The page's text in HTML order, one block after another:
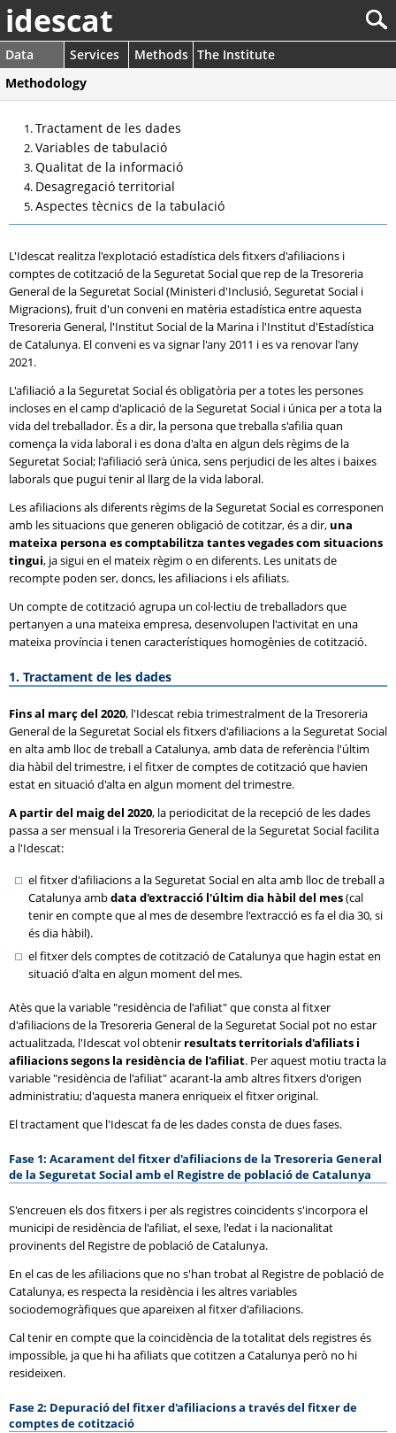
idescat
Data Services Methods The Institute
Methodology
Tractament de les dades
Variables de tabulació
Qualitat de la informació
Desagregació territorial
Aspectes tècnics de la tabulació
L'Idescat realitza l'explotació estadística dels fitxers d'afiliacions i
comptes de cotització de la Seguretat Social que rep de la Tresoreria
General de la Seguretat Social (Ministeri d'Inclusió, Seguretat Social i
Migracions), fruit d'un conveni en matèria estadística entre aquesta
Tresoreria General, l'Institut Social de la Marina i l'Institut d'Estadística
de Catalunya. El conveni es va signar l'any 2011 i es va renovar l'any
2021.
L'afiliació a la Seguretat Social és obligatòria per a totes les persones
incloses en el camp d'aplicació de la Seguretat Social i única per a tota la
vida del treballador. És a dir, la persona que treballa s'afilia quan
comença la vida laboral i es dona d'alta en algun dels règims de la
Seguretat Social; l'afiliació serà única, sens perjudici de les altes i baixes
laborals que pugui tenir al llarg de la vida laboral.
Les afiliacions als diferents règims de la Seguretat Social es corresponen
amb les situacions que generen obligació de cotitzar, és a dir, una
mateixa persona es comptabilitza tantes vegades com situacions
tingui, ja sigui en el mateix règim o en diferents. Les unitats de
recompte poden ser, doncs, les afiliacions i els afiliats.
Un compte de cotització agrupa un col·lectiu de treballadors que
pertanyen a una mateixa empresa, desenvolupen l'activitat en una
mateixa província i tenen característiques homogènies de cotització.
1. Tractament de les dades
Fins al març del 2020, l'Idescat rebia trimestralment de la Tresoreria
General de la Seguretat Social els fitxers d'afiliacions a la Seguretat Social
en alta amb lloc de treball a Catalunya, amb data de referència l'últim
dia hàbil del trimestre, i el fitxer de comptes de cotització que havien
estat en situació d'alta en algun moment del trimestre.
A partir del maig del 2020, la periodicitat de la recepció de les dades
passa a ser mensual i la Tresoreria General de la Seguretat Social facilita
a l'Idescat:
el fitxer d'afiliacions a la Seguretat Social en alta amb lloc de treball a
Catalunya ambdata d'extracció l'últim dia hàbil del mes(cal
tenir en compte que al mes de desembre l'extracció es fa el dia 30, si
és dia hàbil).
el fitxer dels comptes de cotització de Catalunya que hagin estat en
situació d'alta en algun moment del mes.
Atès que la variable "residència de l'afiliat" que consta al fitxer
d'afiliacions de la Tresoreria General de la Seguretat Social pot no estar
actualitzada, l'Idescat vol obtenir resultats territorials d'afiliats i
afiliacions segons la residència de l'afiliat. Per aquest motiu tracta la
variable "residència de l'afiliat" acarant-la amb altres fitxers d'origen
administratiu; d'aquesta manera enriqueix el fitxer original.
El tractament que l'Idescat fa de les dades consta de dues fases.
Fase 1: Acarament del fitxer d'afiliacions de la Tresoreria General
de la Seguretat Social amb el Registre de població de Catalunya
S'encreuen els dos fitxers i per als registres coincidents s'incorpora el
municipi de residència de l'afiliat, el sexe, l'edat i la nacionalitat
provinents del Registre de població de Catalunya.
En el cas de les afiliacions que no s'han trobat al Registre de població de
Catalunya, es respecta la residència i les altres variables
sociodemogràfiques que apareixen al fitxer d'afiliacions.
Cal tenir en compte que la coincidència de la totalitat dels registres és
impossible, ja que hi ha afiliats que cotitzen a Catalunya però no hi
resideixen.
Fase 2: Depuració del fitxer d'afiliacions a través del fitxer de
comptes de cotització